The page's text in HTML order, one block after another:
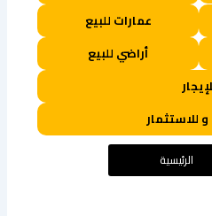
عمارات للبيع
أراضي للبيع
و للاستثمار
الرئيسية